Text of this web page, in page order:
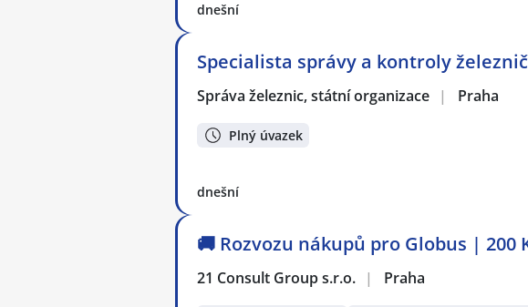
dnešní
Specialista správy a kontroly
Správa železnic, státní organizace | Praha
Plný úvazek
dnešní
🚚 Rozvozu nákupů pro Globus | 200
21 Consult Group s.r.o. | Praha